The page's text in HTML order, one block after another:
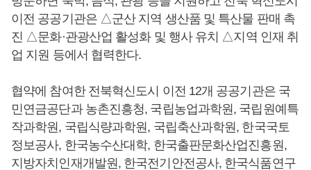
이전 공공기관은 △군산 지역 생산품 및 특산물 판매 촉
진 △문화·관광산업 활성화 및 행사 유치 △지역 인재 취
업 지원 등에서 협력한다.
협약에 참여한 전북혁신도시 이전 12개 공공기관은 국
민연금공단과 농촌진흥청, 국립농업과학원, 국립원예특
작과학원, 국립식량과학원, 국립축산과학원, 한국국토
정보공사, 한국농수산대학, 한국출판문화산업진흥원,
지방자치인재개발원, 한국전기안전공사, 한국식품연구